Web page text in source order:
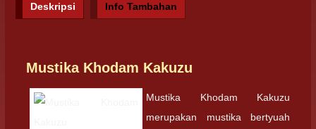
Deskripsi Info Tambahan
Mustika Khodam Kakuzu
Mustika Khodam Kakuzu
merupakan mustika bertyuah